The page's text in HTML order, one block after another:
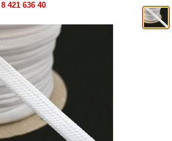
8 421 636 40